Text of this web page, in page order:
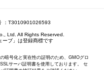
：T3010901026593
Ltd. All Rights Reserved.
ーブ」は登録商標です
暗号化と実在性の証明のため、GMOグロ
サーバ証明書を使用しております。 セ